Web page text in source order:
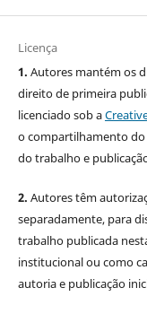
Licença
1. Autores mantém os
direito de primeira
licenciado sob a
o compartilhamento
do trabalho e
2. Autores têm
separadamente, para
trabalho publicada
institucional ou como
autoria e publicação